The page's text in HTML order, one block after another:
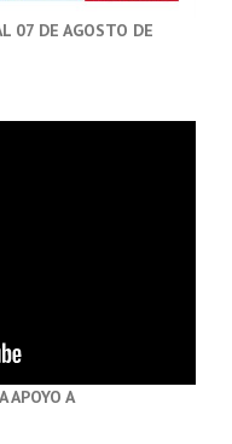
07 DE AGOSTO DE
APOYO A